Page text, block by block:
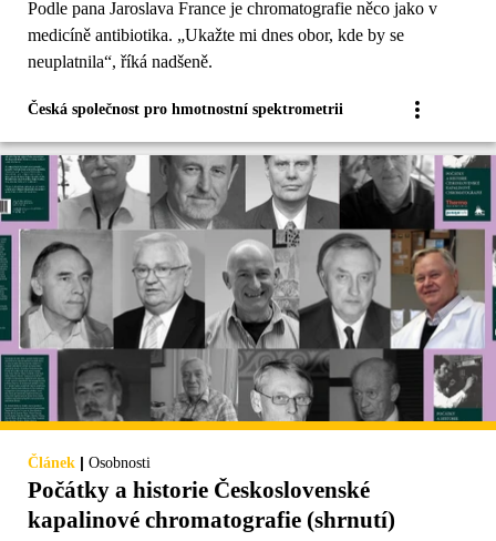
Podle pana Jaroslava France je chromatografie něco jako v
medicíně antibiotika. „Ukažte mi dnes obor, kde by se
neuplatnila“, říká nadšeně.
Česká společnost pro hmotnostní spektrometrii
Článek | Osobnosti
Počátky a historie Československé
kapalinové chromatografie (shrnutí)